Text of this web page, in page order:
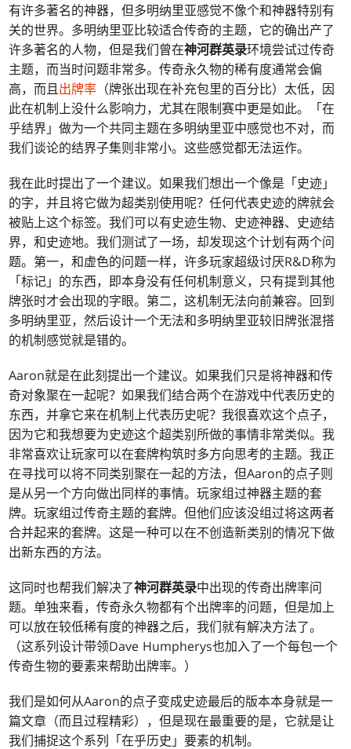
有许多著名的神器，但多明纳里亚感觉不像个和神器特别有
关的世界。多明纳里亚比较适合传奇的主题，它的确出产了
许多著名的人物，但是我们曾在神河群英录环境尝试过传奇
主题，而当时问题非常多。传奇永久物的稀有度通常会偏
高，而且出牌率 （牌张出现在补充包里的百分比）太低，因
此在机制上没什么影响力，尤其在限制赛中更是如此。「在
乎结界」做为一个共同主题在多明纳里亚中感觉也不对，而
我们谈论的结界子集则非常小。这些感觉都无法运作。
我在此时提出了一个建议。如果我们想出一个像是「史迹」
的字，并且将它做为超类别使用呢？任何代表史迹的牌就会
被贴上这个标签。我们可以有史迹生物、史迹神器、史迹结
界，和史迹地。我们测试了一场，却发现这个计划有两个问
题。第一，和虚色的问题一样，许多玩家超级讨厌R&D称为
「标记」的东西，即本身没有任何机制意义，只有提到其他
牌张时才会出现的字眼。第二，这机制无法向前兼容。回到
多明纳里亚，然后设计一个无法和多明纳里亚较旧牌张混搭
的机制感觉就是错的。
Aaron就是在此刻提出一个建议。如果我们只是将神器和传
奇对象聚在一起呢？如果我们结合两个在游戏中代表历史的
东西，并拿它来在机制上代表历史呢？我很喜欢这个点子，
因为它和我想要为史迹这个超类别所做的事情非常类似。我
非常喜欢让玩家可以在套牌构筑时多方向思考的主题。我正
在寻找可以将不同类别聚在一起的方法，但Aaron的点子则
是从另一个方向做出同样的事情。玩家组过神器主题的套
牌。玩家组过传奇主题的套牌。但他们应该没组过将这两者
合并起来的套牌。这是一种可以在不创造新类别的情况下做
出新东西的方法。
这同时也帮我们解决了神河群英录中出现的传奇出牌率问
题。单独来看，传奇永久物都有个出牌率的问题，但是加上
可以放在较低稀有度的神器之后，我们就有解决方法了。
（这系列设计带领Dave Humpherys也加入了一个每包一个
传奇生物的要素来帮助出牌率。）
我们是如何从Aaron的点子变成史迹最后的版本本身就是一
篇文章（而且过程精彩），但是现在最重要的是，它就是让
我们捕捉这个系列「在乎历史」要素的机制。